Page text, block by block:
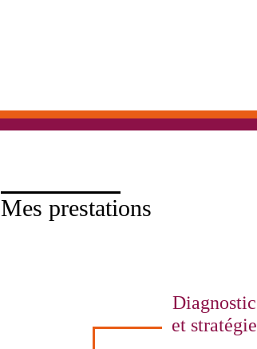
Mes prestations
Diagnostic
et stratégie